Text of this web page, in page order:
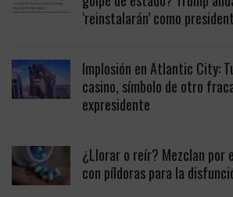
‘reinstalarán’ como
Implosión en Atlantic City:
casino, símbolo de otro
expresidente
¿Llorar o reír? Mezclan por
con píldoras para la